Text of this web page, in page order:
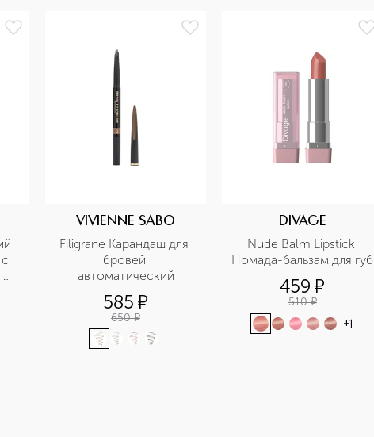
VIVIENNE SABO
Filigrane Карандаш для
бровей
автоматический
585 ¤
650 ¤
DIVAGE
Nude Balm Lipstick
Помада-бальзам для губ
459 ¤
510 ¤
+1